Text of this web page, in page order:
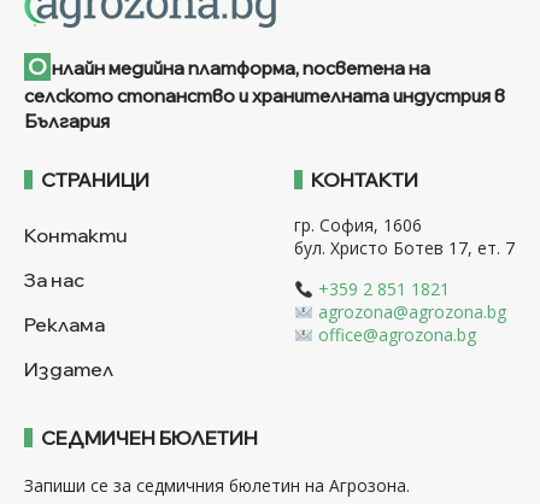
О нлайн медийна платформа, посветена на
селското стопанство и хранителната индустрия в
България
СТРАНИЦИ
Контакти
За нас
Реклама
Издател
КОНТАКТИ
гр. София, 1606
бул. Христо Ботев 17, ет. 7
+359 2 851 1821
agrozona@agrozona.bg
office@agrozona.bg
СЕДМИЧЕН БЮЛЕТИН
Запиши се за седмичния бюлетин на Агрозона.